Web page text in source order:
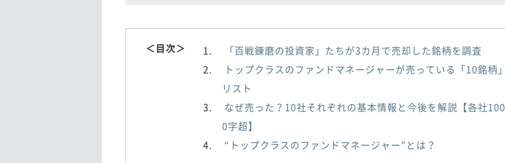
＜目次＞
「百戦錬磨の投資家」たちが3カ月で売却した銘柄を調査
トップクラスのファンドマネージャーが売っている「10銘柄」
リスト
なぜ売った？10社それぞれの基本情報と今後を解説【各社100
0字超】
“トップクラスのファンドマネージャー”とは？